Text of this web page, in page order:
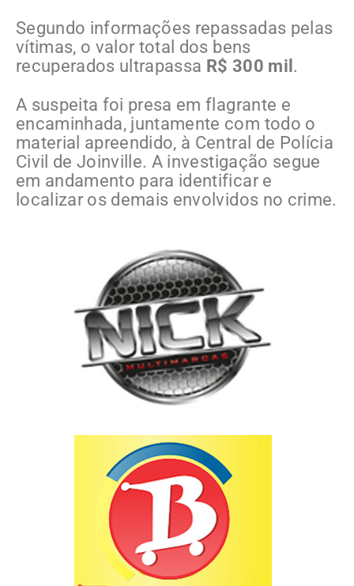
Segundo informações repassadas pelas
vítimas, o valor total dos bens
recuperados ultrapassa R$ 300 mil .
A suspeita foi presa em flagrante e
encaminhada, juntamente com todo o
material apreendido, à Central de Polícia
Civil de Joinville. A investigação segue
em andamento para identificar e
localizar os demais envolvidos no crime.